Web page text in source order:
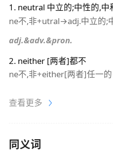
1 . neutral 中立的;中性的,中
ne不,非+utral→adj.中立的;
adj.&adv.&pron.
2. neither [两者]都不
ne不,非+either[两者]任一
查看更多
同义词